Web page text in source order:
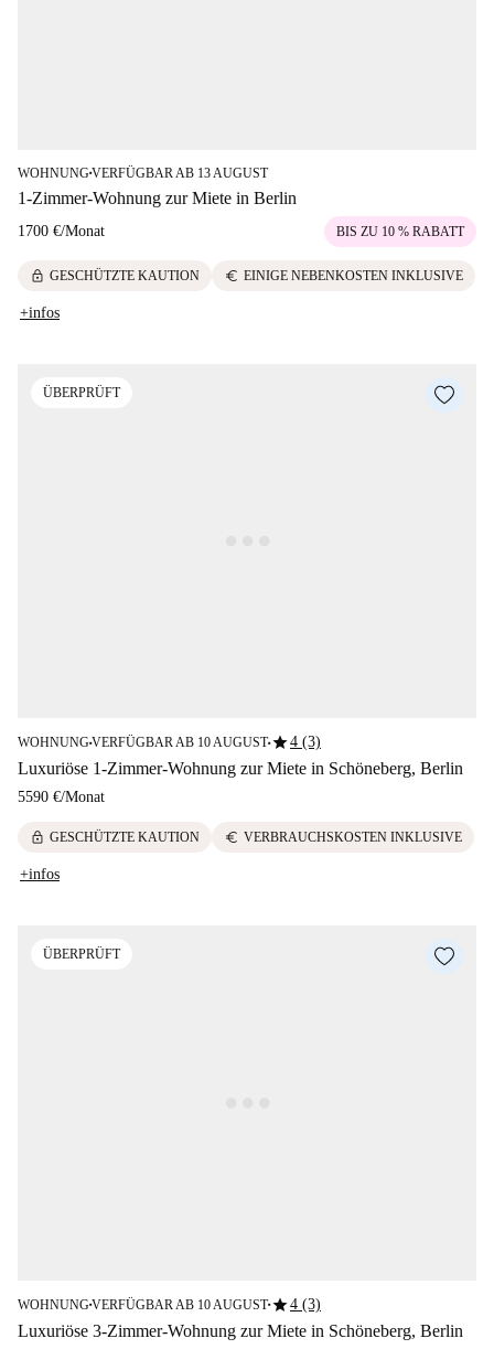
WOHNUNG■VERFÜGBAR AB 13 AUGUST
1-Zimmer-Wohnung zur Miete in Berlin
1700 €/Monat BIS ZU 10 % RABATT
lock GESCHÜTZTE KAUTION euro EINIGE NEBENKOSTEN INKLUSIVE
+infos
ÜBERPRÜFT
WOHNUNG■VERFÜGBAR AB 10 AUGUST■star4 (3)
Luxuriöse 1-Zimmer-Wohnung zur Miete in Schöneberg, Berlin
5590 €/Monat
lock GESCHÜTZTE KAUTION euro VERBRAUCHSKOSTEN INKLUSIVE
+infos
ÜBERPRÜFT
WOHNUNG■VERFÜGBAR AB 10 AUGUST■star4 (3)
Luxuriöse 3-Zimmer-Wohnung zur Miete in Schöneberg, Berlin